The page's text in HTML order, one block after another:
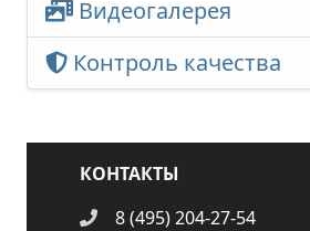
Видеогалерея
Контроль качества
КОНТАКТЫ
8 (495) 204-27-54